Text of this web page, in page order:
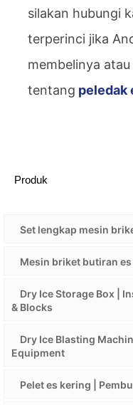
silakan hubungi
terperinci jika
membelinya
tentang peledak
Produk
Set lengkap mesin
Mesin briket butiran
Dry Ice Storage Box |
& Blocks
Dry Ice Blasting
Equipment
Pelet es kering |